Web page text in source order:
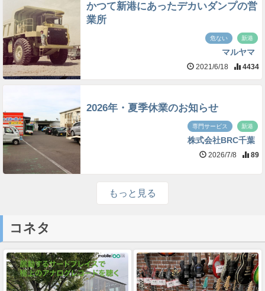
かつて新港にあったデカいダンプの営
業所
危ない 新港
マルヤマ
2021/6/18 4434
2026年・夏季休業のお知らせ
専門サービス 新港
株式会社BRC千葉
2026/7/8 89
もっと見る
コネタ